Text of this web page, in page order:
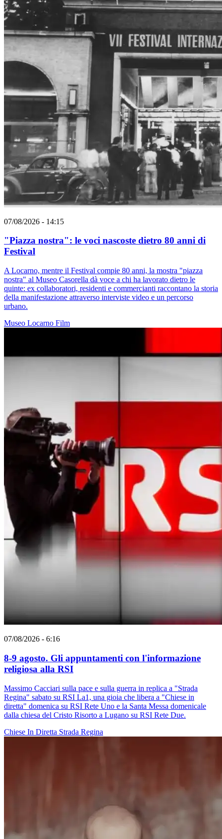
07/08/2026 - 14:15
"Piazza nostra": le voci nascoste dietro 80 anni di
Festival
A Locarno, mentre il Festival compie 80 anni, la mostra "piazza
nostra" al Museo Casorella dà voce a chi ha lavorato dietro le
quinte: ex collaboratori, residenti e commercianti raccontano la storia
della manifestazione attraverso interviste video e un percorso
urbano.
Museo Locarno Film
07/08/2026 - 6:16
8-9 agosto. Gli appuntamenti con l'informazione
religiosa alla RSI
Massimo Cacciari sulla pace e sulla guerra in replica a "Strada
Regina" sabato su RSI La1, una gioia che libera a "Chiese in
diretta" domenica su RSI Rete Uno e la Santa Messa domenicale
dalla chiesa del Cristo Risorto a Lugano su RSI Rete Due.
Chiese In Diretta Strada Regina